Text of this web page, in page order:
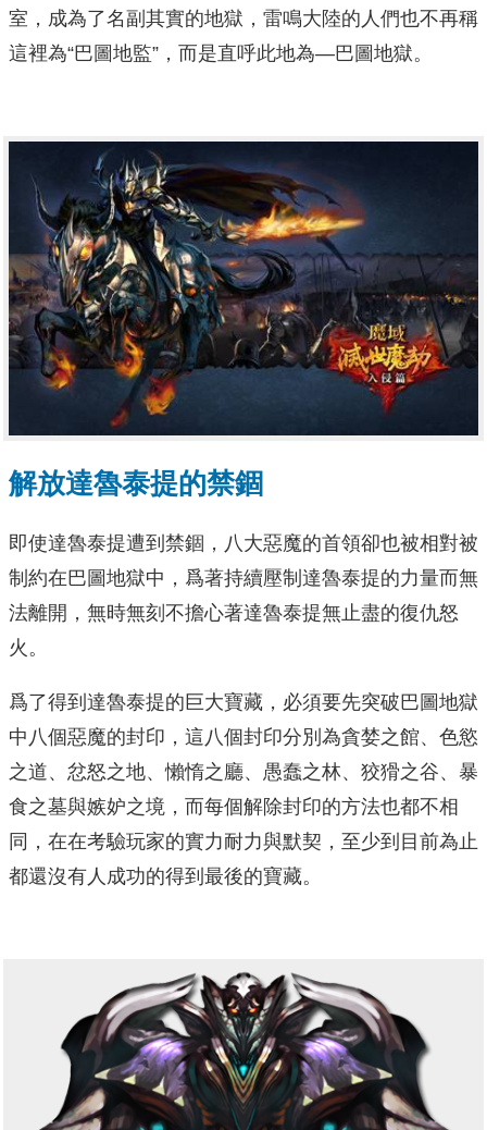
室，成為了名副其實的地獄，雷鳴大陸的人們也不再稱
這裡為“巴圖地監”，而是直呼此地為—巴圖地獄。
解放達魯泰提的禁錮
即使達魯泰提遭到禁錮，八大惡魔的首領卻也被相對被
制約在巴圖地獄中，爲著持續壓制達魯泰提的力量而無
法離開，無時無刻不擔心著達魯泰提無止盡的復仇怒
火。
爲了得到達魯泰提的巨大寶藏，必須要先突破巴圖地獄
中八個惡魔的封印，這八個封印分別為貪婪之館、色慾
之道、忿怒之地、懶惰之廳、愚蠢之林、狡猾之谷、暴
食之墓與嫉妒之境，而每個解除封印的方法也都不相
同，在在考驗玩家的實力耐力與默契，至少到目前為止
都還沒有人成功的得到最後的寶藏。